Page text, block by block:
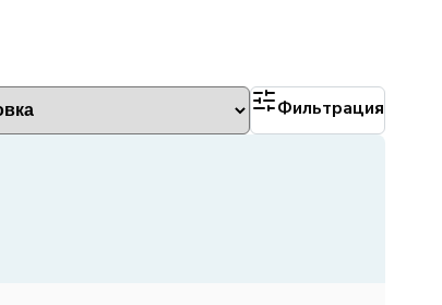
Фильтрация